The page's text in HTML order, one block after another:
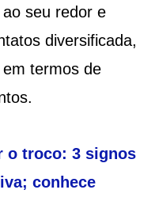
seu redor e
diversificada,
termos de
o troco: 3 signos
conhece